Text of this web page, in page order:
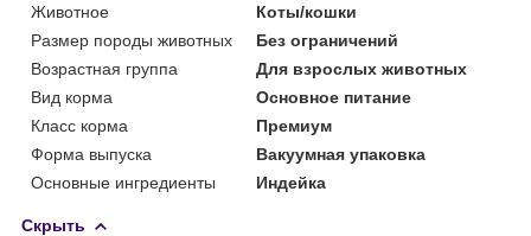
Животное
Коты/кошки
Размер породы животных
Без ограничений
Возрастная группа
Для взрослых животных
Вид корма
Основное питание
Класс корма
Премиум
Форма выпуска
Вакуумная упаковка
Основные ингредиенты
Индейка
Скрыть